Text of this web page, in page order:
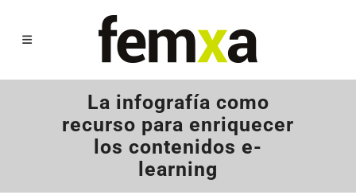
La infografía como
recurso para enriquecer
los contenidos e-
learning